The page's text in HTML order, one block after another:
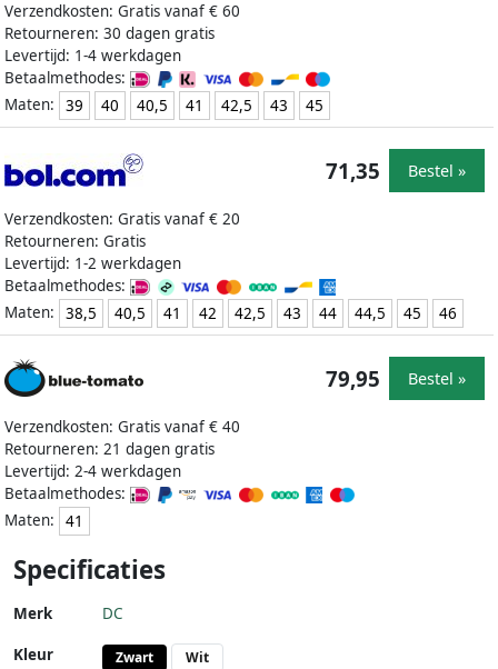
Verzendkosten: Gratis vanaf € 60
Retourneren: 30 dagen gratis
Levertijd: 1-4 werkdagen
Betaalmethodes:
Maten:
39 40 40,5 41 42,5 43 45
Verzendkosten: Gratis vanaf € 20
Retourneren: Gratis
Levertijd: 1-2 werkdagen
Betaalmethodes:
Maten:
38,5 40,5 41 42 42,5 43 44 44,5 45 46
71,35 Bestel »
Verzendkosten: Gratis vanaf € 40
Retourneren: 21 dagen gratis
Levertijd: 2-4 werkdagen
Betaalmethodes:
Maten:
41
79,95 Bestel »
Specificaties
Merk DC
Kleur Zwart Wit